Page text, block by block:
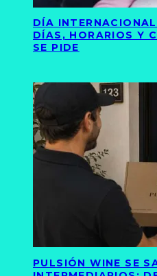
DÍA
DÍAS, HORARIOS Y
SE PIDE
PULSIÓN WINE SE